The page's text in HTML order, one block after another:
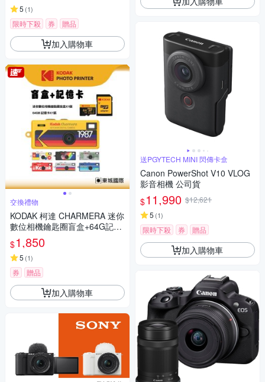
5 (1)
限時下殺 券 贈品
加入購物車
交換禮物
KODAK 柯達 CHARMERA 迷你
數位相機鑰匙圈盲盒+64G記憶
卡組
$1,850
5 (1)
券 贈品
加入購物車
送PGYTECH MINI 閃傳卡盒
Canon PowerShot V10 VLOG
影音相機 公司貨
$11,990 $12,621
5 (1)
限時下殺 券 贈品
加入購物車